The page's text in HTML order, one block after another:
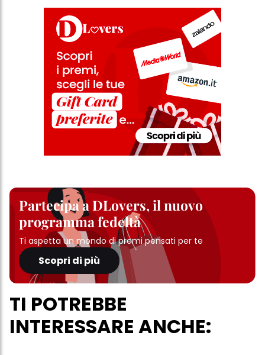
Partecipa a DLovers, il nuovo
programma fedeltà
Ti aspetta un mondo di premi pensati per te
Scopri di più
TI POTREBBE
INTERESSARE ANCHE: